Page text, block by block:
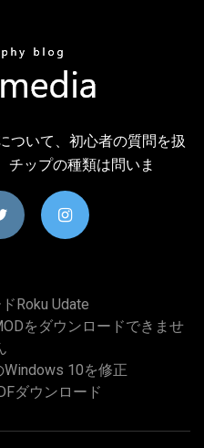
ついて、初心者の質問を扱
チップの種類は問いま
roku Udate
をダウンロードできませ
10を修正
ダウンロード